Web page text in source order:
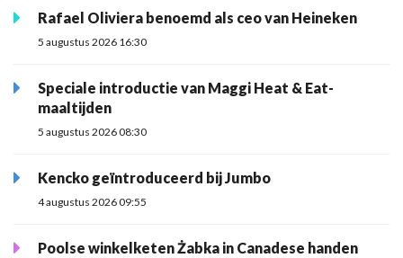
Rafael Oliviera benoemd als ceo van Heineken
5 augustus 2026 16:30
Speciale introductie van Maggi Heat & Eat-
maaltijden
5 augustus 2026 08:30
Kencko geïntroduceerd bij Jumbo
4 augustus 2026 09:55
Poolse winkelketen Żabka in Canadese handen